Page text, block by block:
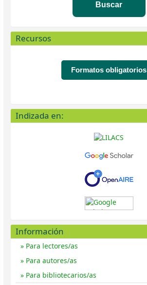
Buscar
Recursos
Formatos obligatorios
Indizada en:
Información
Para lectores/as
Para autores/as
Para bibliotecarios/as